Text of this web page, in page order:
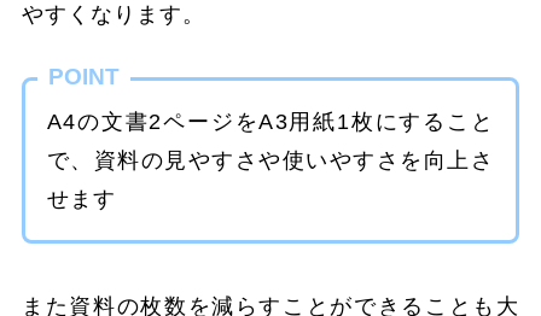
やすくなります。
POINT
A4の文書2ページをA3用紙1枚にすること
で、資料の見やすさや使いやすさを向上さ
せます
また資料の枚数を減らすことができることも大